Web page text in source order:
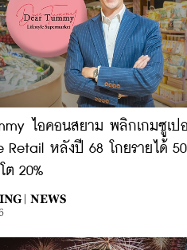
ไอคอนสยาม พลิกเกมซูเป
Retail หลังปี 68 โกยรายได้
ต 20%
| NEWS